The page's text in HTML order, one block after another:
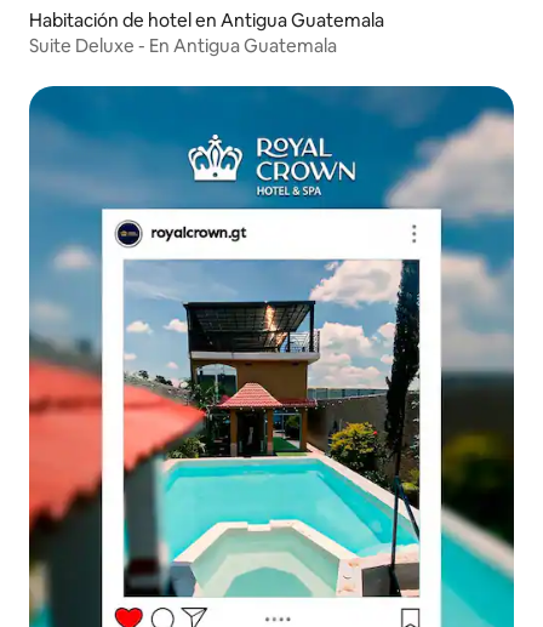
Habitación de hotel en Antigua Guatemala
Suite Deluxe - En Antigua Guatemala